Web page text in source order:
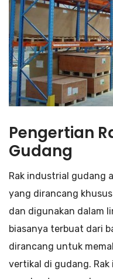
Pengertian
Gudang
Rak industrial gudang
yang dirancang
dan digunakan dalam
biasanya terbuat dari
dirancang untuk
vertikal di gudang.